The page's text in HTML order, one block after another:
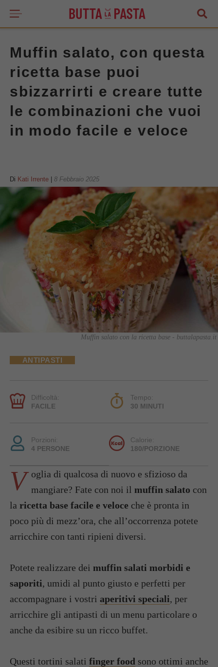
Muffin salato, con questa
ricetta base puoi
sbizzarrirti e creare tutte
le combinazioni che vuoi
in modo facile e veloce
Di Kati Irrente 8 Febbraio 2025
Muffin salato con la ricetta base - buttalapasta.it
ANTIPASTI
Difficoltà:
FACILE
Tempo:
30 MINUTI
Porzioni:
4 PERSONE
Calorie:
180/PORZIONE
V oglia di qualcosa di nuovo e sfizioso da
mangiare? Fate con noi il muffin salato con
la ricetta base facile e veloce che è pronta in
poco più di mezz’ora, che all’occorrenza potete
arricchire con tanti ripieni diversi.
Potete realizzare dei muffin salati morbidi e
saporiti, umidi al punto giusto e perfetti per
accompagnare i vostri aperitivi speciali, per
arricchire gli antipasti di un menu particolare o
anche da esibire su un ricco buffet.
Questi tortini salati finger food sono ottimi anche